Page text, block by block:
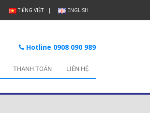
TIẾNG VIỆT ENGLISH
Hotline 0908 090 989
THANH TOÁN LIÊN HỆ